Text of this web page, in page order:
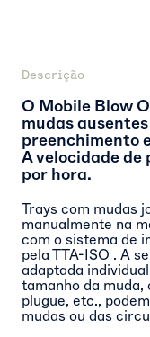
Descrição
O Mobile Blow
mudas
preenchimento
A velocidade
por hora.
Trays com mudas
manualmente na
com o sistema de
pela TTA-ISO . A
adaptada
tamanho da muda,
plugue, etc.,
mudas ou das